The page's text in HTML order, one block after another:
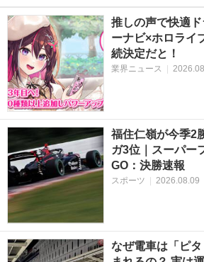
推しの声で快適
ーナビ×ホロライ
続決定だと！
業界ニュース
福住仁嶺が今季2
ガ3位｜スーパー
GO：決勝速報
スポーツ 2026.08.09
なぜ電車は「ピ